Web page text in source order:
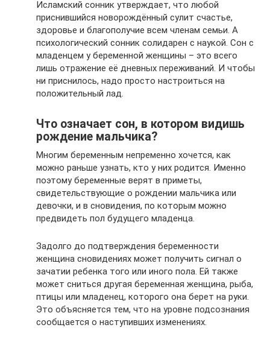
Исламский сонник утверждает, что любой
приснившийся новорождённый сулит счастье,
здоровье и благополучие всем членам семьи. А
психологический сонник солидарен с наукой. Сон с
младенцем у беременной женщины – это всего
лишь отражение её дневных переживаний. И чтобы
ни приснилось, надо просто настроиться на
положительный лад.
Что означает сон, в котором видишь
рождение мальчика?
Многим беременным непременно хочется, как
можно раньше узнать, кто у них родится. Именно
поэтому беременные верят в приметы,
свидетельствующие о рождении мальчика или
девочки, и в сновидения, по которым можно
предвидеть пол будущего младенца.
Задолго до подтверждения беременности
женщина сновидениях может получить сигнал о
зачатии ребенка того или иного пола. Ей также
может сниться другая беременная женщина, рыба,
птицы или младенец, которого она берет на руки.
Это объясняется тем, что на уровне подсознания
сообщается о наступивших изменениях.